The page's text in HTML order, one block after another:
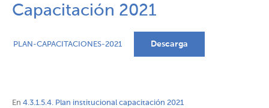
Capacitación 2021
PLAN-CAPACITACIONES-2021 Descarga
En 4.3.1.5.4. Plan institucional capacitación 2021